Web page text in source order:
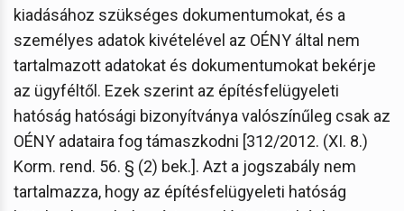
kiadásához szükséges dokumentumokat, és a
személyes adatok kivételével az OÉNY által nem
tartalmazott adatokat és dokumentumokat bekérje
az ügyféltől. Ezek szerint az építésfelügyeleti
hatóság hatósági bizonyítványa valószínűleg csak az
OÉNY adataira fog támaszkodni [312/2012. (XI. 8.)
Korm. rend. 56. § (2) bek.]. Azt a jogszabály nem
tartalmazza, hogy az építésfelügyeleti hatóság